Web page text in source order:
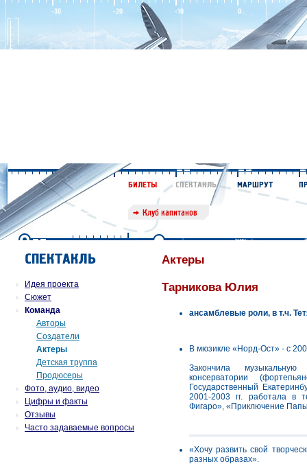
Идея проекта
Сюжет
Команда
Авторы
Создатели
Актеры
Детская труппа
Продюсеры
Фото, аудио, видео
Цифры и факты
Отзывы
Часто задаваемые вопросы
Актеры
Тарникова Юлия
ансамблевые роли, в т.ч.
В мюзикле «Норд-Ост» - с
Закончила
консерватории
Государственный
2001-2003 гг. работала в
Фигаро», «Приключение
«Хочу развить свой
разных образах».